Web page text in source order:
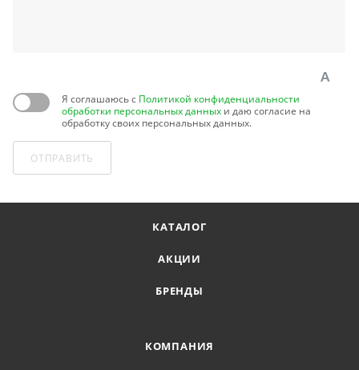
Я соглашаюсь с Политикой конфиденциальности
обработки персональных данных и даю согласие на
обработку своих персональных данных.
ОТПРАВИТЬ
КАТАЛОГ
АКЦИИ
БРЕНДЫ
КОМПАНИЯ